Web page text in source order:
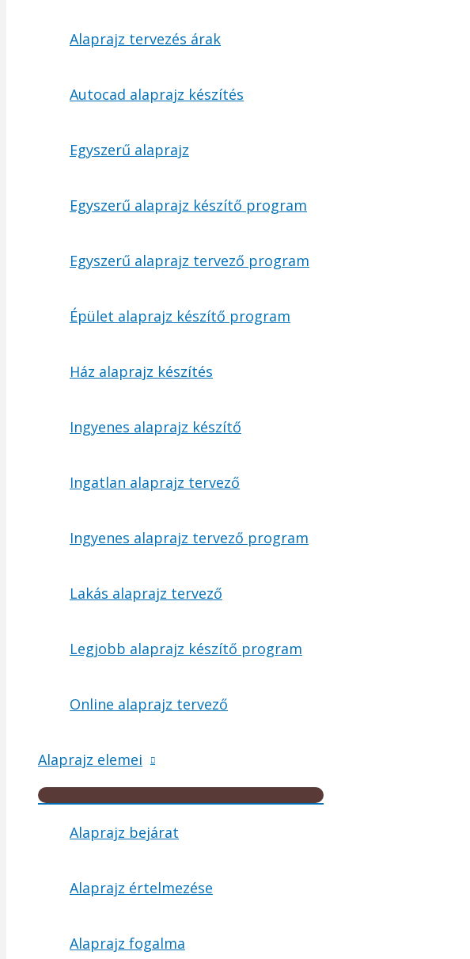
Alaprajz tervezés árak
Autocad alaprajz készítés
Egyszerű alaprajz
Egyszerű alaprajz készítő program
Egyszerű alaprajz tervező program
Épület alaprajz készítő program
Ház alaprajz készítés
Ingyenes alaprajz készítő
Ingatlan alaprajz tervező
Ingyenes alaprajz tervező program
Lakás alaprajz tervező
Legjobb alaprajz készítő program
Online alaprajz tervező
Alaprajz elemei
Menu
Alaprajz bejárat
Alaprajz értelmezése
Alaprajz fogalma